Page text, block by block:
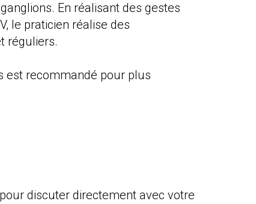
En réalisant des gestes
le praticien réalise des
réguliers.
est recommandé pour plus
discuter directement avec votre